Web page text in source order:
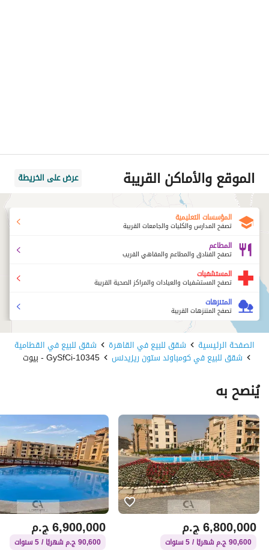
الموقع والأماكن القريبة عرض على الخريطة
المؤسسات التعليمية
تصفح المدارس والكليات والجامعات القريبة
المطاعم
تصفح الفنادق والمطاعم والمقاهي القريب
المستشفيات
تصفح المستشفيات والعيادات والمراكز الصحية القريبة
المتنزهات
تصفح المتنزهات القريبة
الصفحة الرئيسية شقق للبيع في القاهرة شقق للبيع في القطامية
شقق للبيع في كومباوند ستون ريزيدنس 10345-GySfCi - بيوت
يُنصح به
ج.م6,800,000
90,600 ج.م شهريًا / 5 سنوات
ج.م6,900,000
90,600 ج.م شهريًا / 5 سنوات